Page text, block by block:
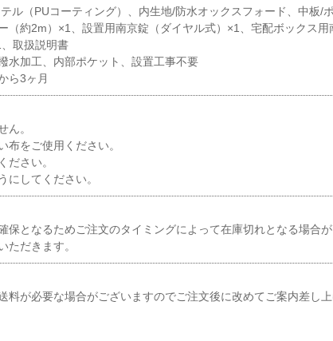
ル（PUコーティング）、内生地/防水オックスフォード、中板/
（約2m）×1、設置用南京錠（ダイヤル式）×1、宅配ボックス用
取扱説明書
水加工、内部ポケット、設置工事不要
ら3ヶ月
ん。
をご使用ください。
ださい。
してください。
保となるためご注文のタイミングによって在庫切れとなる場合
ただきます。
が必要な場合がございますのでご注文後に改めてご案内差し上